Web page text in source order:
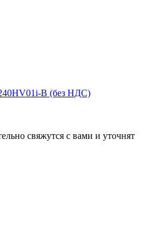
B (без НДС)
свяжутся с вами и уточнят